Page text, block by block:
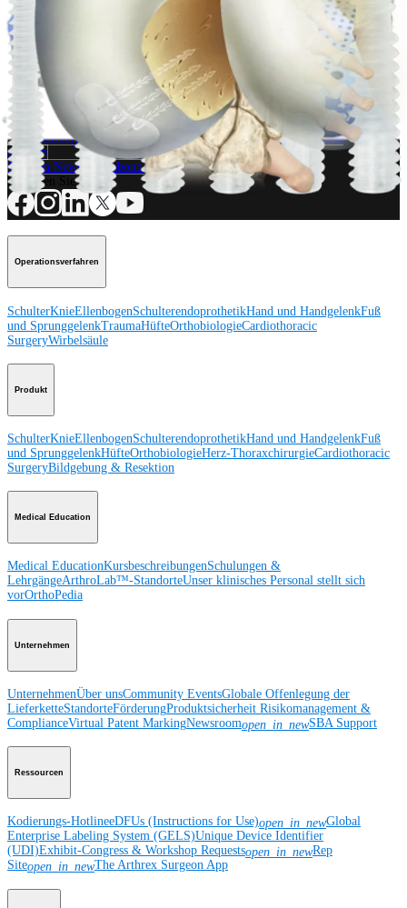
OCD-Fixierung
Operationsverfahren
Wie können wir Ihnen helfen?
Medizinproduktberater:in kontaktieren
Veranstaltungen, Lab-Vorführungen und Schulungsmöglichkeiten
ansehen
Unseren Newsletter abonnieren
Besuchen Sie uns
Operationsverfahren
SchulterKnieEllenbogenSchulterendoprothetikHand und HandgelenkFuß
und SprunggelenkTraumaHüfteOrthobiologieCardiothoracic
SurgeryWirbelsäule
Produkt
SchulterKnieEllenbogenSchulterendoprothetikHand und HandgelenkFuß
und SprunggelenkHüfteOrthobiologieHerz-ThoraxchirurgieCardiothoracic
SurgeryBildgebung & Resektion
Medical Education
Medical EducationKursbeschreibungenSchulungen &
LehrgängeArthroLab™-StandorteUnser klinisches Personal stellt sich
vorOrthoPedia
Unternehmen
UnternehmenÜber unsCommunity EventsGlobale Offenlegung der
LieferketteStandorteFörderungProduktsicherheit Risikomanagement &
ComplianceVirtual Patent MarkingNewsroomopen_in_newSBA Support
Ressourcen
Kodierungs-HotlineeDFUs (Instructions for Use)open_in_newGlobal
Enterprise Labeling System (GELS)Unique Device Identifier
(UDI)Exhibit-Congress & Workshop Requestsopen_in_newRep
Siteopen_in_newThe Arthrex Surgeon App